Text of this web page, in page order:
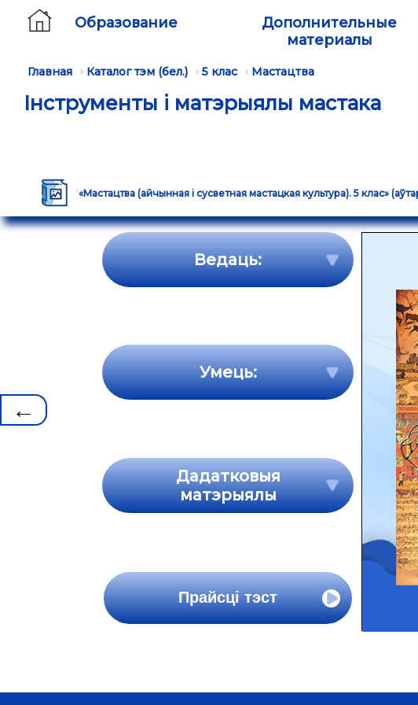
Образование
Дополнительные
материалы
Главная Каталог тэм (бел.) 5 клас Мастацтва
Інструменты і матэрыялы мастака
«Мастацтва (айчынная і сусветная мастацкая культура). 5 клас»
←
Ведаць:
Умець:
Дадатковыя
матэрыялы
Прайсці тэст